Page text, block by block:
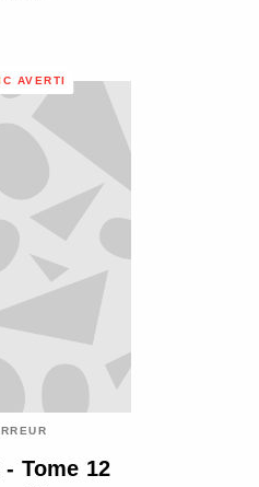
AVERTI
Tome 12